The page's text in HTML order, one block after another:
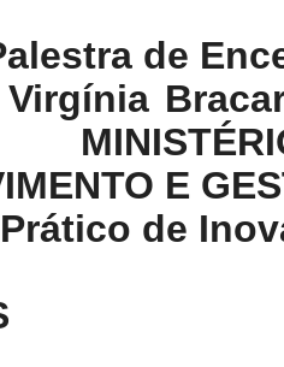
de
Virgínia
E
de